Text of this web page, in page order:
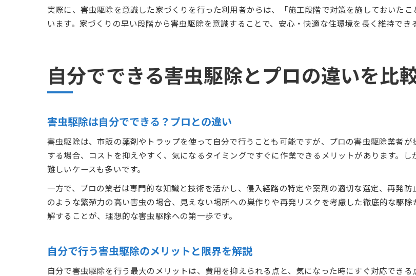
実際に、害虫駆除を意識した家づくりを行った利用者からは、「施工段階で対策を施しておいた
います。家づくりの早い段階から害虫駆除を意識することで、安心・快適な住環境を長く維持でき
自分でできる害虫駆除とプロの違いを比
害虫駆除は自分でできる？プロとの違い
害虫駆除は、市販の薬剤やトラップを使って自分で行うことも可能ですが、プロの害虫駆除業者
する場合、コストを抑えやすく、気になるタイミングですぐに作業できるメリットがあります。
難しいケースも多いです。
一方で、プロの業者は専門的な知識と技術を活かし、侵入経路の特定や薬剤の適切な選定、再発
のような繁殖力の高い害虫の場合、見えない場所への巣作りや再発リスクを考慮した徹底的な駆
解することが、理想的な害虫駆除への第一歩です。
自分で行う害虫駆除のメリットと限界を解説
自分で害虫駆除を行う最大のメリットは、費用を抑えられる点と、気になった時にすぐ対応でき